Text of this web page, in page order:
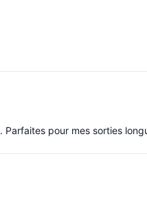
pour mes sorties